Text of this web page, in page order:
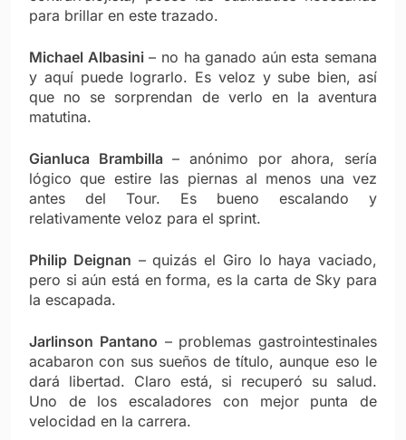
para brillar en este trazado.
Michael Albasini– no ha ganado aún esta semana
y aquí puede lograrlo. Es veloz y sube bien, así
que no se sorprendan de verlo en la aventura
matutina.
Gianluca Brambilla – anónimo por ahora, sería
lógico que estire las piernas al menos una vez
antes del Tour. Es bueno escalando y
relativamente veloz para el sprint.
Philip Deignan – quizás el Giro lo haya vaciado,
pero si aún está en forma, es la carta de Sky para
la escapada.
Jarlinson Pantano – problemas gastrointestinales
acabaron con sus sueños de título, aunque eso le
dará libertad. Claro está, si recuperó su salud.
Uno de los escaladores con mejor punta de
velocidad en la carrera.